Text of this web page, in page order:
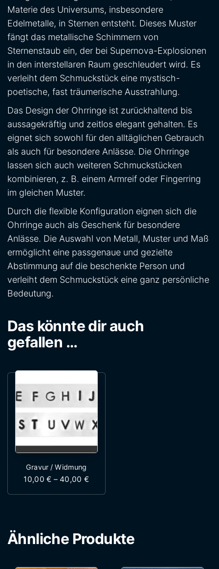
Materie des Universums, insbesondere
Edelmetalle, in Sternen entsteht. Dieses Muster
fängt das metallische Schimmern von
Sternenstaub ein, der bei Supernova-Explosionen
in den interstellaren Raum geschleudert wird. Es
verleiht dem Schmuckstück eine mystisch-
poetische, fast träumerische Ausstrahlung.
Das Design der Ohrringe ist zurückhaltend bis
aussagekräftig und zeitlos elegant gehalten. Es
eignet sich sowohl für den alltäglichen Gebrauch
als auch für besondere Anlässe. Die Ohrringe
lassen sich auch weiteren Schmuckstücken
kombinieren, z. B. einem Armreif oder Fingerring
im gleichen Muster.
Durch die flexible Konfiguration eignen sich die
Ohrringe auch als Geschenk für besondere
Anlässe. Die Auswahl von Metall, Muster und Maß
ermöglicht eine passgenaue und gezielte
Abstimmung auf die beschenkte Person und
verleiht dem Schmuckstück eine ganz persönliche
Bedeutung.
Das könnte dir auch
gefallen …
Gravur / Widmung
10,00€ – 40,00 €
Dieses Produkt weist mehrere
Ähnliche Produkte